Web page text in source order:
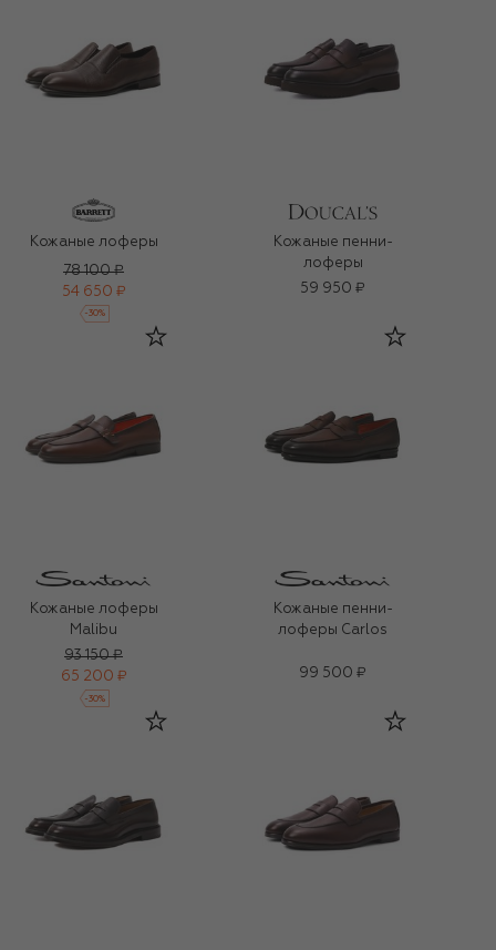
Кожаные лоферы
78 100 ₽
54 650 ₽
-30%
Кожаные пенни-
лоферы
59 950 ₽
Кожаные лоферы
Malibu
93 150 ₽
65 200 ₽
-30%
Кожаные пенни-
лоферы Carlos
99 500 ₽